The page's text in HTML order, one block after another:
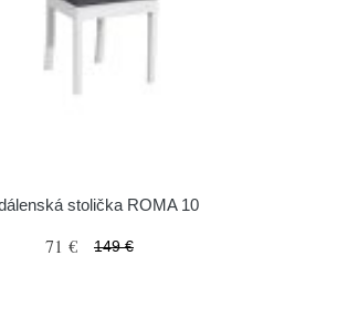
stolička ROMA 10
71 € 149 €